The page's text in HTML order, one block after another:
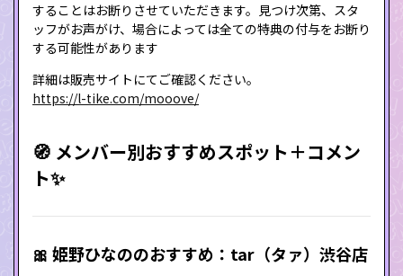
することはお断りさせていただきます。見つけ次第、スタ
ッフがお声がけ、場合によっては全ての特典の付与をお断り
する可能性があります
詳細は販売サイトにてご確認ください。
https://l-tike.com/mooove/
🧭 メンバー別おすすめスポット＋コメン
ト✨
🎀 姫野ひなののおすすめ：tar（タァ）渋谷店